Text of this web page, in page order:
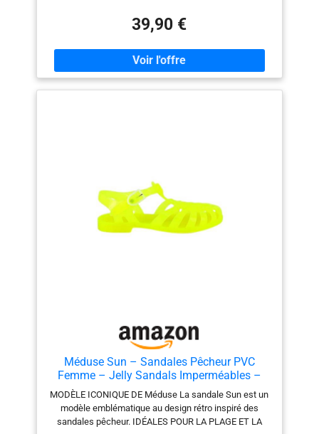
pour la plage, la piscine ou les vacances d’été.
LÉGÈRES ET CONFORTABLES Fabriquées en PVC
souple, elles offrent légèreté et confort tout au long de
la journée. FACILES À ENFILER Fermeture avec boucle
réglable pour un bon maintien du pied. COLORIS FLUO
ET PAILLETÉS Disponibles en plusieurs couleurs
39,90 €
Méduse Sun – Sandales Pêcheur PVC
Femme – Jelly Sandals Imperméables –
Sandales Plage Piscine – Légères (Jaune
fluo, Système Taille Chaussures EU, Adulte,
Femme, Numérique, Moyen, 40)
MODÈLE ICONIQUE DE Méduse La sandale Sun est un
modèle emblématique au design rétro inspiré des
sandales pêcheur. IDÉALES POUR LA PLAGE ET LA